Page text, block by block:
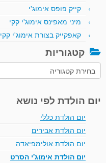
קייק פופס אימוג'י
מיני מאפינס אימוג'י קקי
קאפקייק בצורת אימוג'י קקי
קטגוריות
קטגוריות
יום הולדת לפי נושא
יום הולדת כללי
יום הולדת אבירים
יום הולדת אולימפיאדה
יום הולדת אימוג'י הסרט